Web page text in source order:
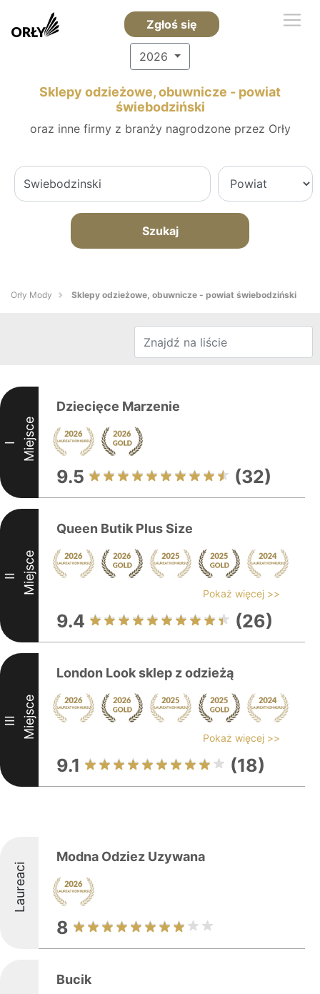
Zgłoś się
2026
Sklepy odzieżowe, obuwnicze - powiat
świebodziński
oraz inne firmy z branży nagrodzone przez Orły
Szukaj
Orły Mody Sklepy odzieżowe, obuwnicze - powiat świebodziński
I Miejsce
Dziecięce Marzenie
9.5 (32)
II Miejsce
Queen Butik Plus Size
Pokaż więcej >>
9.4 (26)
III Miejsce
London Look sklep z odzieżą
Pokaż więcej >>
9.1 (18)
Laureaci
Modna Odziez Uzywana
8
Bucik